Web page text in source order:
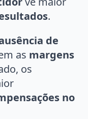
.
de
as margens
os
no